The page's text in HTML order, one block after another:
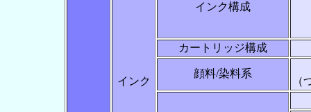
インク
インク構成
カートリッジ構成
顔料/染料系
（